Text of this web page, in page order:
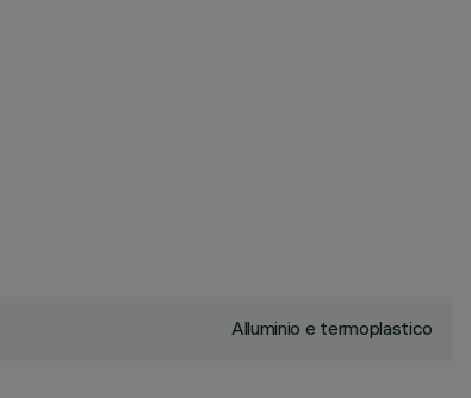
Alluminio e termoplastico